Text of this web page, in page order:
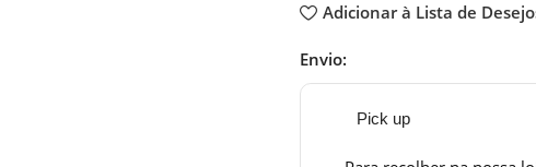
Adicionar à Lista de
Envio:
Pick up